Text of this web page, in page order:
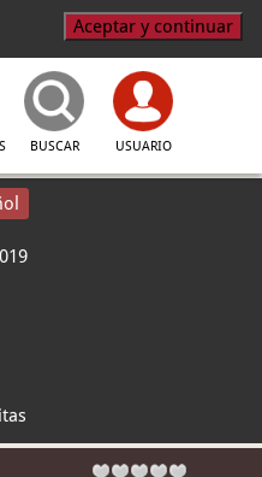
Aceptar y continuar
BUSCAR USUARIO